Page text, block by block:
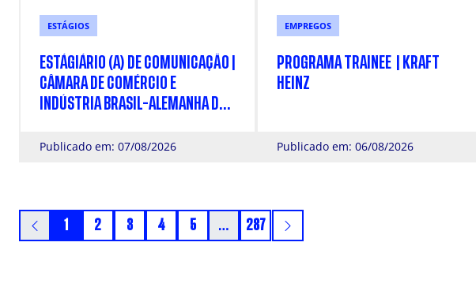
ESTÁGIOS
ESTÁGIÁRIO (A) DE COMUNICAÇÃO |
CÂMARA DE COMÉRCIO E
INDÚSTRIA BRASIL-ALEMANHA DE
Publicado em: 07/08/2026
EMPREGOS
PROGRAMA TRAINEE | KRAFT
HEINZ
Publicado em: 06/08/2026
1 2 3 4 5 … 287